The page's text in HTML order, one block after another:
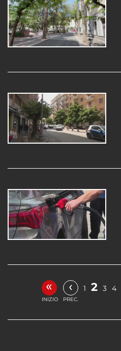
«
INIZIO
‹
PREC.
1 2 3 4